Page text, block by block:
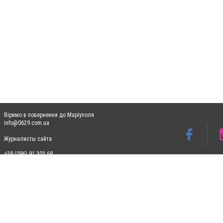
Віримо в повернення до Маріуполя
info@0629.com.ua
Журналисты сайта
+38 (096) 91 303 68